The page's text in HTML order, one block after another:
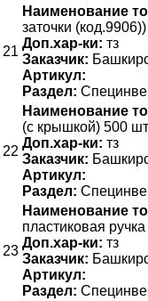
21
Наименование
заточки (код.9906))
Доп.хар-ки: тз
Заказчик:
Артикул:
Раздел:
22
Наименование
(с крышкой) 500 шт
Доп.хар-ки: тз
Заказчик:
Артикул:
Раздел:
23
Наименование
пластиковая
Доп.хар-ки: тз
Заказчик:
Артикул:
Раздел: